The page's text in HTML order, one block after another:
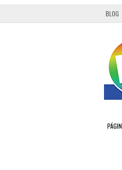
BLOG